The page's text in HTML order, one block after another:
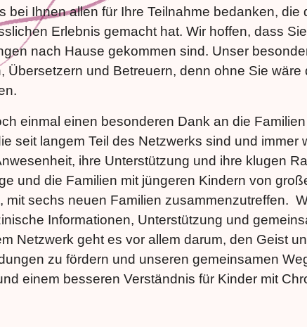
bei Ihnen allen für Ihre Teilnahme bedanken,
Erlebnis gemacht hat. Wir hoffen, dass
nach Hause gekommen sind. Unser
Übersetzern und Betreuern, denn ohne Sie
einmal einen besonderen Dank an die
seit langem Teil des Netzwerks sind und immer
ihre Unterstützung und ihre klugen
und die Familien mit jüngeren Kindern von
mit sechs neuen Familien zusammenzutreffen.
Informationen, Unterstützung und
Netzwerk geht es vor allem darum, den Geist
zu fördern und unseren gemeinsamen
einem besseren Verständnis für Kinder mit